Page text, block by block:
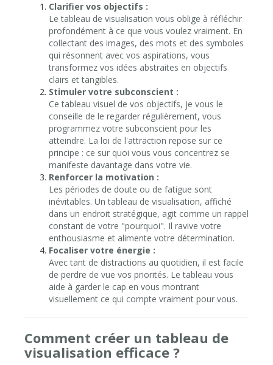
Clarifier vos objectifs :
Le tableau de visualisation vous oblige à réfléchir
profondément à ce que vous voulez vraiment. En
collectant des images, des mots et des symboles
qui résonnent avec vos aspirations, vous
transformez vos idées abstraites en objectifs
clairs et tangibles.
Stimuler votre subconscient :
Ce tableau visuel de vos objectifs, je vous le
conseille de le regarder régulièrement, vous
programmez votre subconscient pour les
atteindre. La loi de l'attraction repose sur ce
principe : ce sur quoi vous vous concentrez se
manifeste davantage dans votre vie.
Renforcer la motivation :
Les périodes de doute ou de fatigue sont
inévitables. Un tableau de visualisation, affiché
dans un endroit stratégique, agit comme un rappel
constant de votre "pourquoi". Il ravive votre
enthousiasme et alimente votre détermination.
Focaliser votre énergie :
Avec tant de distractions au quotidien, il est facile
de perdre de vue vos priorités. Le tableau vous
aide à garder le cap en vous montrant
visuellement ce qui compte vraiment pour vous.
Comment créer un tableau de
visualisation efficace ?